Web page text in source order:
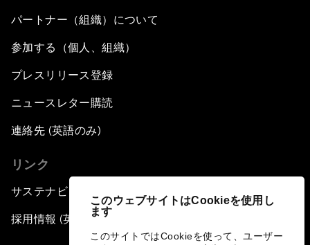
このウェブサイトはCookieを使用し
ます
このサイトではCookieを使って、ユーザー
パートナー（組織）について
参加する（個人、組織）
プレスリリース登録
ニュースレター購読
連絡先 (英語のみ)
リンク
サステナビリティへの取り組み
採用情報 (英語のみ)